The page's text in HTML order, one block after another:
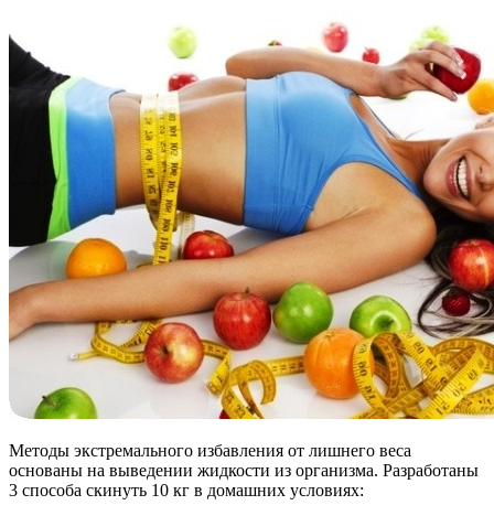
Методы экстремального избавления от лишнего веса
основаны на выведении жидкости из организма. Разработаны
3 способа скинуть 10 кг в домашних условиях: